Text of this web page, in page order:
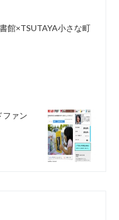
館×TSUTAYA小さな町
ファン